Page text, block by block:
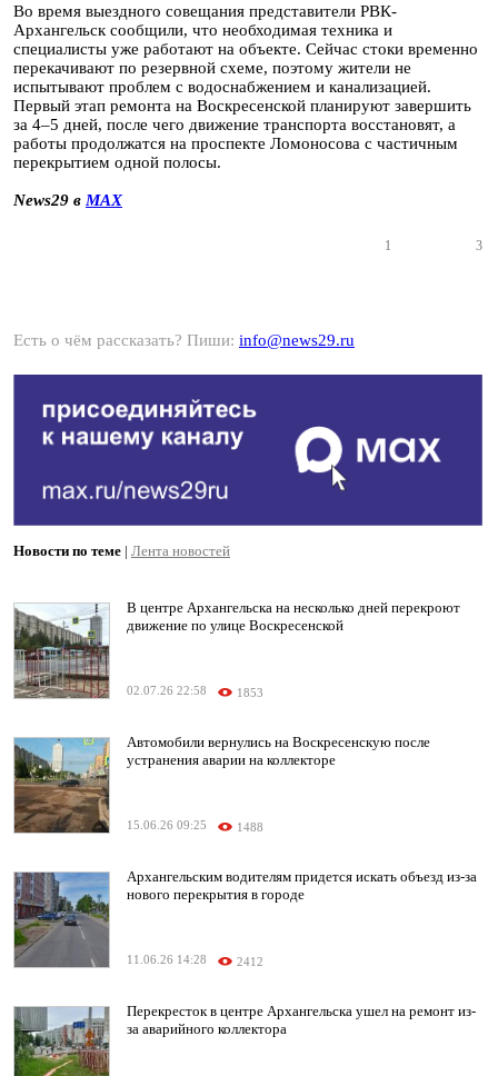
Во время выездного совещания представители РВК-
Архангельск сообщили, что необходимая техника и
специалисты уже работают на объекте. Сейчас стоки временно
перекачивают по резервной схеме, поэтому жители не
испытывают проблем с водоснабжением и канализацией.
Первый этап ремонта на Воскресенской планируют завершить
за 4–5 дней, после чего движение транспорта восстановят, а
работы продолжатся на проспекте Ломоносова с частичным
перекрытием одной полосы.
News29 в MAX
1 3
Есть о чём рассказать? Пиши: info@news29.ru
Новости по теме | Лента новостей
В центре Архангельска на несколько дней перекроют
движение по улице Воскресенской
02.07.26 22:58 1853
Автомобили вернулись на Воскресенскую после
устранения аварии на коллекторе
15.06.26 09:25 1488
Архангельским водителям придется искать объезд из-за
нового перекрытия в городе
11.06.26 14:28 2412
Перекресток в центре Архангельска ушел на ремонт из-
за аварийного коллектора